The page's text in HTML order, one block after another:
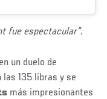
fue espectacular”.
un duelo de
135 libras y se
más impresionantes